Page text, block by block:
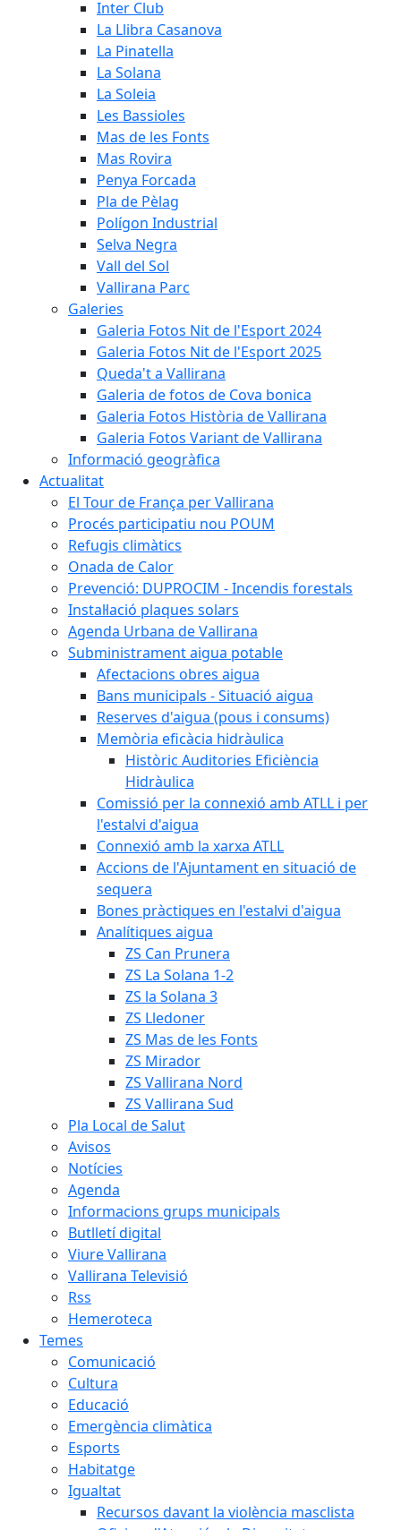
Inter Club
La Llibra Casanova
La Pinatella
La Solana
La Soleia
Les Bassioles
Mas de les Fonts
Mas Rovira
Penya Forcada
Pla de Pèlag
Polígon Industrial
Selva Negra
Vall del Sol
Vallirana Parc
Galeries
Galeria Fotos Nit de l'Esport 2024
Galeria Fotos Nit de l'Esport 2025
Queda't a Vallirana
Galeria de fotos de Cova bonica
Galeria Fotos Història de Vallirana
Galeria Fotos Variant de Vallirana
Informació geogràfica
Actualitat
El Tour de França per Vallirana
Procés participatiu nou POUM
Refugis climàtics
Onada de Calor
Prevenció: DUPROCIM - Incendis forestals
Instal·lació plaques solars
Agenda Urbana de Vallirana
Subministrament aigua potable
Afectacions obres aigua
Bans municipals - Situació aigua
Reserves d'aigua (pous i consums)
Memòria eficàcia hidràulica
Històric Auditories Eficiència
Hidràulica
Comissió per la connexió amb ATLL i per
l'estalvi d'aigua
Connexió amb la xarxa ATLL
Accions de l'Ajuntament en situació de
sequera
Bones pràctiques en l'estalvi d'aigua
Analítiques aigua
ZS Can Prunera
ZS La Solana 1-2
ZS la Solana 3
ZS Lledoner
ZS Mas de les Fonts
ZS Mirador
ZS Vallirana Nord
ZS Vallirana Sud
Pla Local de Salut
Avisos
Notícies
Agenda
Informacions grups municipals
Butlletí digital
Viure Vallirana
Vallirana Televisió
Rss
Hemeroteca
Temes
Comunicació
Cultura
Educació
Emergència climàtica
Esports
Habitatge
Igualtat
Recursos davant la violència masclista